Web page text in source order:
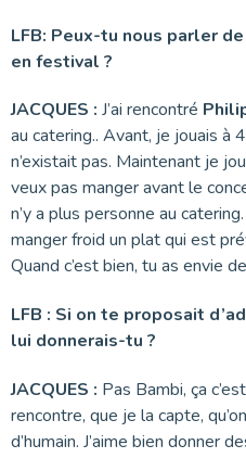
LFB: Peux-tu nous parler
en festival ?
JACQUES : J’ai rencontré
au catering.. Avant, je jouais à
n’existait pas. Maintenant je
veux pas manger avant le
n’y a plus personne au
manger froid un plat qui est
Quand c’est bien, tu as envie
LFB : Si on te proposait
lui donnerais-tu ?
JACQUES : Pas Bambi, ça
rencontre, que je la capte,
d’humain. J’aime bien donner